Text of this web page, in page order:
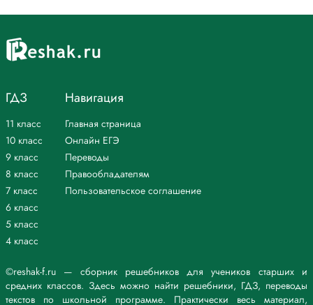
©reshak-f.ru — сборник решебников для учеников старших и
средних классов. Здесь можно найти решебники, ГДЗ, переводы
текстов по школьной программе. Практически весь материал,
ГДЗ
11 класс
10 класс
9 класс
8 класс
7 класс
6 класс
5 класс
4 класс
Навигация
Главная страница
Онлайн ЕГЭ
Переводы
Правообладателям
Пользовательское соглашение